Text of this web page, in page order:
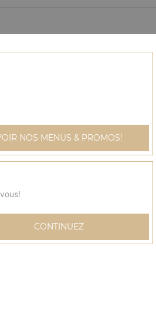
hachée, boursin, oignons
chèvre, parmesan
de poulet, oignons, merguez, olives
NOS MENUS & PROMOS!
CONTINUEZ